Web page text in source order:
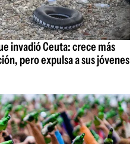
invadió Ceuta: crece más
pero expulsa a sus jóvenes